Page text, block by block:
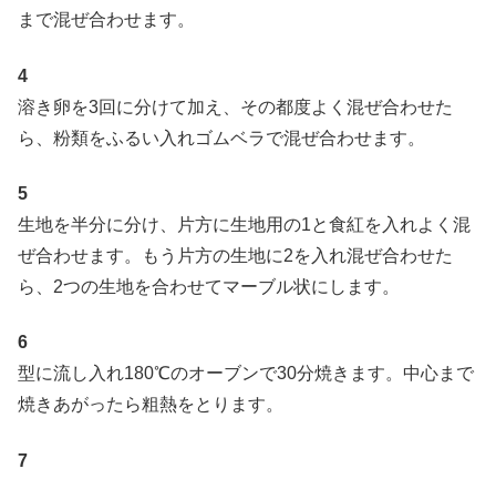
まで混ぜ合わせます。
4
溶き卵を3回に分けて加え、その都度よく混ぜ合わせた
ら、粉類をふるい入れゴムベラで混ぜ合わせます。
5
生地を半分に分け、片方に生地用の1と食紅を入れよく混
ぜ合わせます。もう片方の生地に2を入れ混ぜ合わせた
ら、2つの生地を合わせてマーブル状にします。
6
型に流し入れ180℃のオーブンで30分焼きます。中心まで
焼きあがったら粗熱をとります。
7